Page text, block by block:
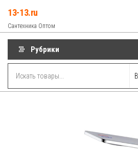
содержимому
13-13.ru
Сантехника Оптом
Рубрики